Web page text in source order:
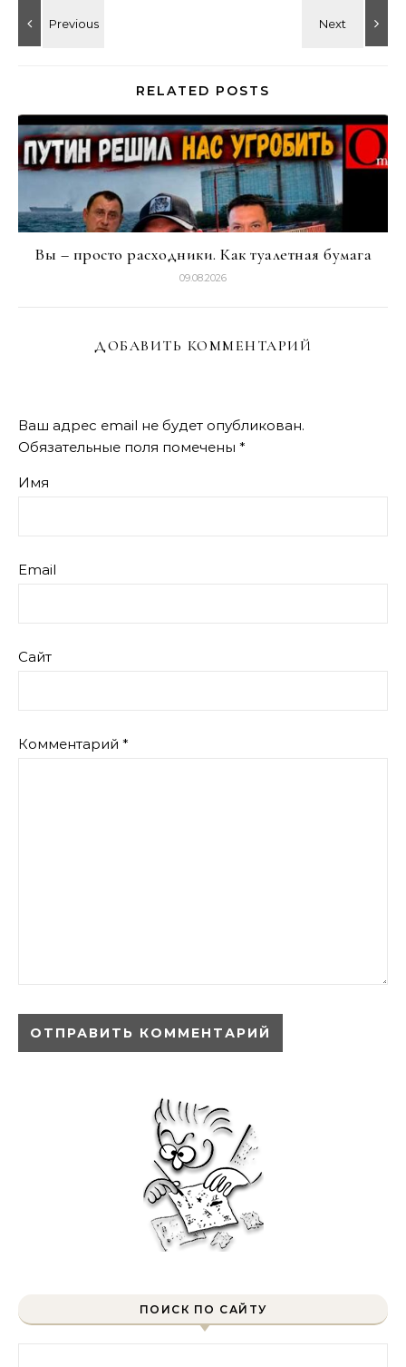
RELATED POSTS
Вы – просто расходники. Как туалетная бумага
09.08.2026
ДОБАВИТЬ КОММЕНТАРИЙ
Ваш адрес email не будет опубликован.
Обязательные поля помечены *
Имя
Email
Сайт
Комментарий *
ПОИСК ПО САЙТУ